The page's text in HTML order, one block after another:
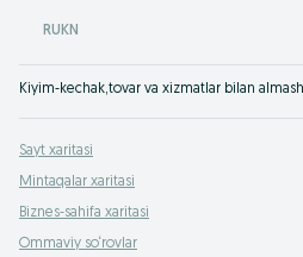
RUKN
Sayt xaritasi
Mintaqalar xaritasi
Biznes-sahifa xaritasi
Ommaviy so‘rovlar